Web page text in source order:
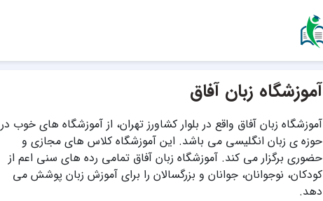
آموزشگاه زبان آفاق
آموزشگاه زبان آفاق واقع در بلوار کشاورز تهران، از آموزشگاه های خوب در
حوزه ی زبان انگلیسی می باشد. این آموزشگاه کلاس های مجازی و
حضوری برگزار می کند. آموزشگاه زبان آفاق تمامی رده های سنی اعم از
کودکان، نوجوانان، جوانان و بزرگسالان را برای آموزش زبان پوشش می
دهد.